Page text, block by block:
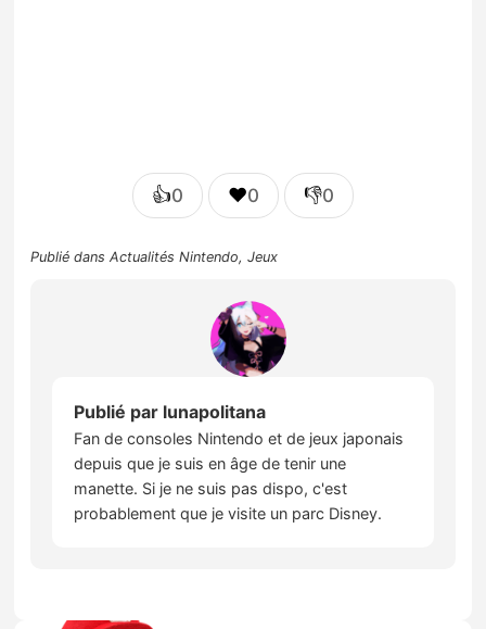
👍0 ❤️0 👎0
Publié dansActualités Nintendo,Jeux
Publié par lunapolitana
Fan de consoles Nintendo et de jeux japonais
depuis que je suis en âge de tenir une
manette. Si je ne suis pas dispo, c'est
probablement que je visite un parc Disney.